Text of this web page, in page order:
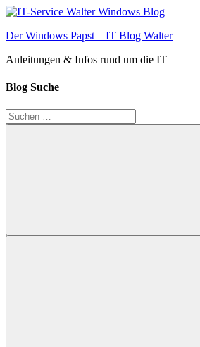
Zum
springen
Der Windows Papst – IT Blog Walter
Anleitungen & Infos rund um die IT
Blog Suche
Suchen
nach:
Suchen